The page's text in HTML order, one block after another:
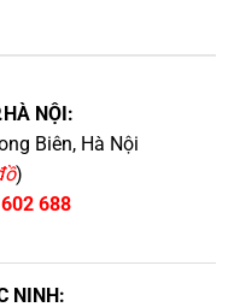
NỘI:
Biên, Hà Nội
)
688
NINH: